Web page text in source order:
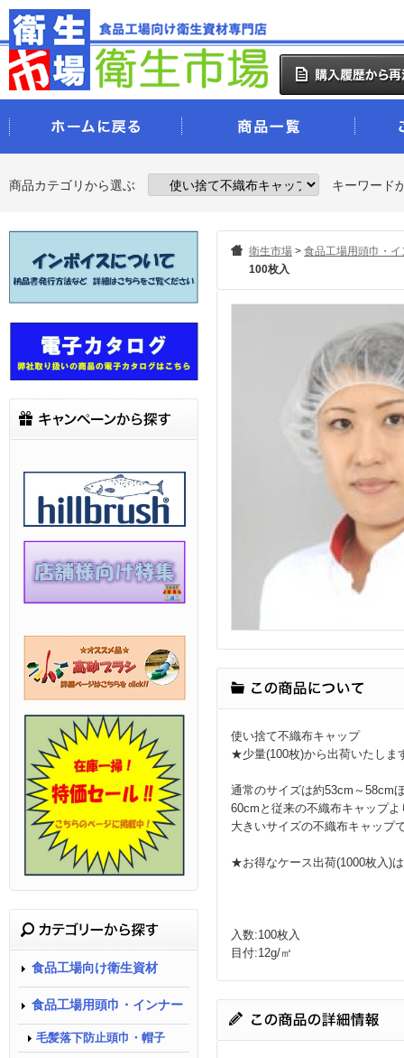
商品カテゴリから選ぶ キーワード
食品工場向け衛生資材
食品工場用頭巾・インナー
毛髪落下防止頭巾・帽子
衛生市場 > 食品工場用頭巾・イ
100枚入
使い捨て不織布キャップ
★少量(100枚)から出荷いたしま
通常のサイズは約53cm～58cm
60cmと従来の不織布キャップよ
大きいサイズの不織布キャップ
★お得なケース出荷(1000枚入)は
入数:100枚入
目付:12g/㎡